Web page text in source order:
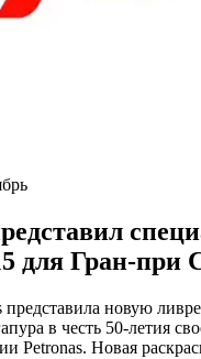
для Гран-при
представила новую
в честь 50-летия
Petronas. Новая